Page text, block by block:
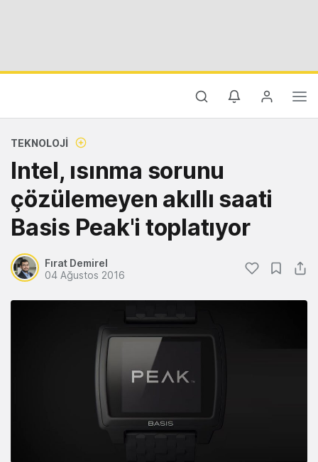
TEKNOLOJI
Intel, ısınma sorunu
çözülemeyen akıllı saati
Basis Peak'i toplatıyor
Fırat Demirel
04 Ağustos 2016